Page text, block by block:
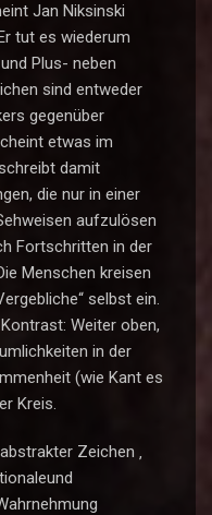
Jan Niksinski
tut es wiederum
Plus- neben
sind entweder
gegenüber
etwas im
damit
die nur in einer
aufzulösen
Fortschritten in der
Menschen kreisen
selbst ein.
Weiter oben,
in der
(wie Kant es
Kreis.
Zeichen ‚